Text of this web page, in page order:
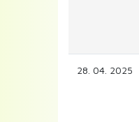
28. 04. 2025